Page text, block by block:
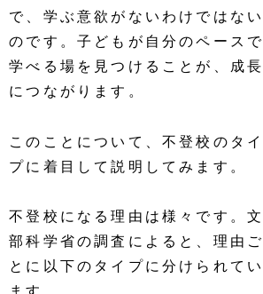
で、学ぶ意欲がないわけではない
のです。子どもが自分のペースで
学べる場を見つけることが、成長
につながります。
このことについて、不登校のタイ
プに着目して説明してみます。
不登校になる理由は様々です。文
部科学省の調査によると、理由ご
とに以下のタイプに分けられてい